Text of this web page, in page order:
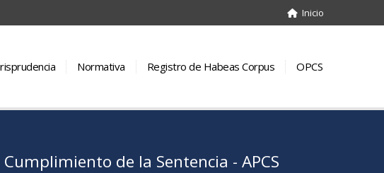
Inicio
Normativa Registro de Habeas Corpus OPCS
de la Sentencia - APCS